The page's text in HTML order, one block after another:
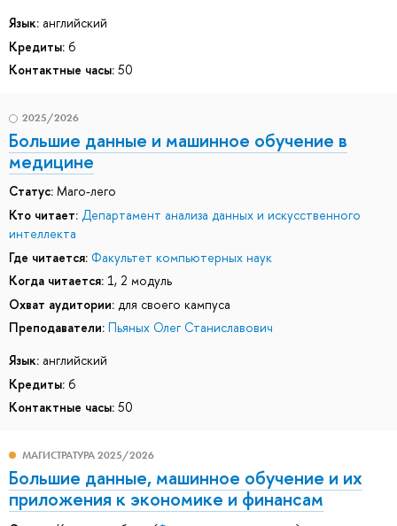
Язык: английский
Кредиты: 6
Контактные часы: 50
2025/2026
Большие данные и машинное обучение в
медицине
Статус: Маго-лего
Кто читает: Департамент анализа данных и искусственного
интеллекта
Где читается: Факультет компьютерных наук
Когда читается: 1, 2 модуль
Охват аудитории: для своего кампуса
Преподаватели: Пьяных Олег Станиславович
Язык: английский
Кредиты: 6
Контактные часы: 50
МАГИСТРАТУРА 2025/2026
Большие данные, машинное обучение и их
приложения к экономике и финансам